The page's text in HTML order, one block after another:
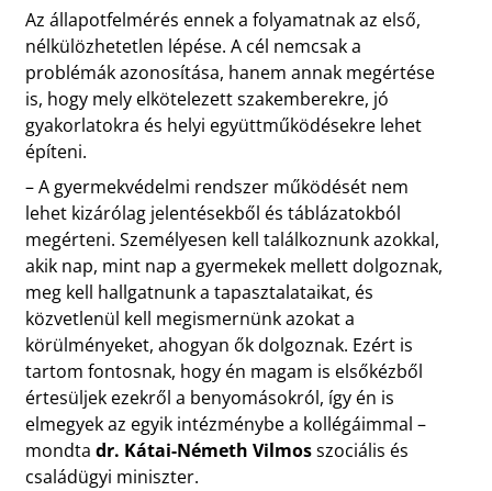
Az állapotfelmérés ennek a folyamatnak az első,
nélkülözhetetlen lépése. A cél nemcsak a
problémák azonosítása, hanem annak megértése
is, hogy mely elkötelezett szakemberekre, jó
gyakorlatokra és helyi együttműködésekre lehet
építeni.
– A gyermekvédelmi rendszer működését nem
lehet kizárólag jelentésekből és táblázatokból
megérteni. Személyesen kell találkoznunk azokkal,
akik nap, mint nap a gyermekek mellett dolgoznak,
meg kell hallgatnunk a tapasztalataikat, és
közvetlenül kell megismernünk azokat a
körülményeket, ahogyan ők dolgoznak. Ezért is
tartom fontosnak, hogy én magam is elsőkézből
értesüljek ezekről a benyomásokról, így én is
elmegyek az egyik intézménybe a kollégáimmal –
mondta dr. Kátai-Németh Vilmosszociális és
családügyi miniszter.